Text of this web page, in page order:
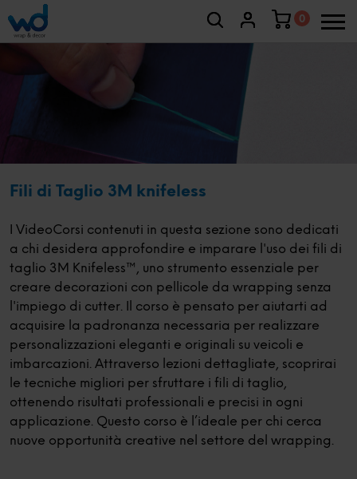
0
Fili di Taglio 3M knifeless
I VideoCorsi contenuti in questa sezione sono dedicati
a chi desidera approfondire e imparare l'uso dei fili di
taglio 3M Knifeless™, uno strumento essenziale per
creare decorazioni con pellicole da wrapping senza
l'impiego di cutter. Il corso è pensato per aiutarti ad
acquisire la padronanza necessaria per realizzare
personalizzazioni eleganti e originali su veicoli e
imbarcazioni. Attraverso lezioni dettagliate, scoprirai
le tecniche migliori per sfruttare i fili di taglio,
ottenendo risultati professionali e precisi in ogni
applicazione. Questo corso è l’ideale per chi cerca
nuove opportunità creative nel settore del wrapping.